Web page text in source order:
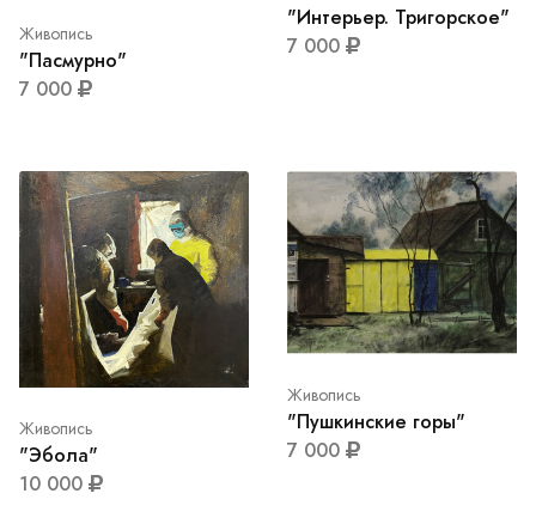
Живопись
"Пасмурно"
7 000
"Интерьер. Тригорское"
7 000
Живопись
"Эбола"
10 000
Живопись
"Пушкинские горы"
7 000